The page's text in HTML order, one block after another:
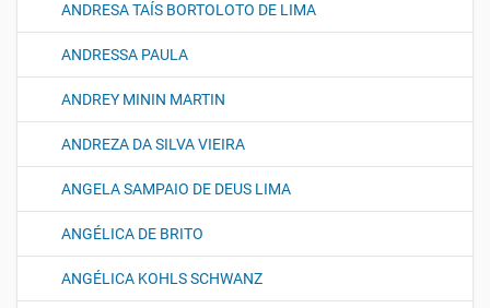
ANDRESA TAÍS BORTOLOTO DE LIMA
ANDRESSA PAULA
ANDREY MININ MARTIN
ANDREZA DA SILVA VIEIRA
ANGELA SAMPAIO DE DEUS LIMA
ANGÉLICA DE BRITO
ANGÉLICA KOHLS SCHWANZ